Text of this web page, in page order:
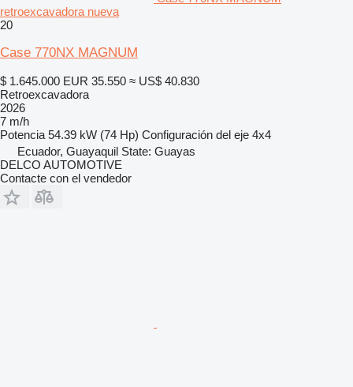
retroexcavadora nueva
20
Case 770NX MAGNUM
$ 1.645.000 EUR 35.550 ≈ US$ 40.830
Retroexcavadora
2026
7 m/h
Potencia 54.39 kW (74 Hp) Configuración del eje 4x4
Ecuador, Guayaquil State: Guayas
DELCO AUTOMOTIVE
Contacte con el vendedor